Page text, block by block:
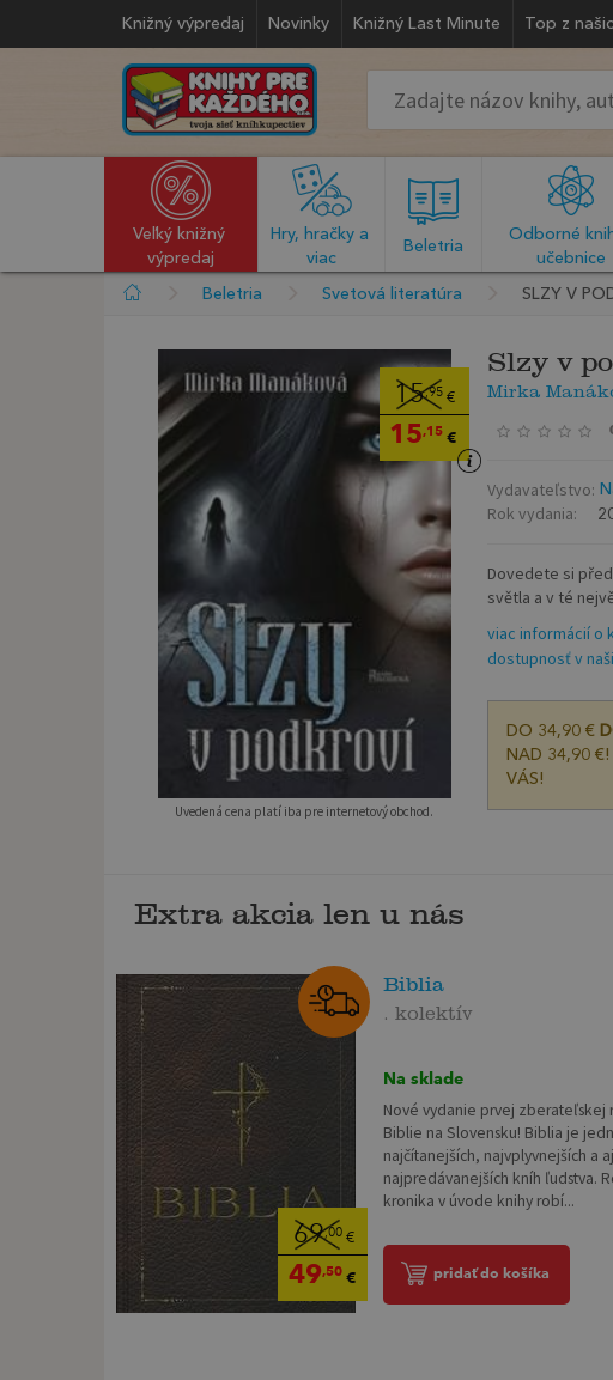
Knižný výpredaj Novinky Knižný Last Minute Top z
Veľký knižný
výpredaj
Hry, hračky a
viac
Beletria
Odborné
učebnice
Beletria Svetová literatúra SLZY V
15,95 €
15,15 €
Uvedená cena platí iba pre internetový obchod.
Slzy v
Mirka
Vydavateľstvo:
Rok vydania:
Dovedete si
světla a v té
viac informácií o
dostupnosť v
DO 34,90 €
NAD 34,90
VÁS!
Extra akcia len u nás
69,00€
49,50€
Biblia
. kolektív
Na sklade
Nové vydanie prvej zberateľskej
Biblie na Slovensku! Biblia je
najčítanejších, najvplyvnejších a aj
najpredávanejších kníh ľudstva.
kronika v úvode knihy robí...
pridať do košíka